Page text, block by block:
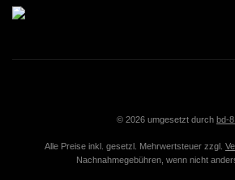
© 2026 umgesetzt durch bd-
Alle Preise inkl. gesetzl. Mehrwertsteuer zzgl.
Nachnahmegebühren, wenn nicht